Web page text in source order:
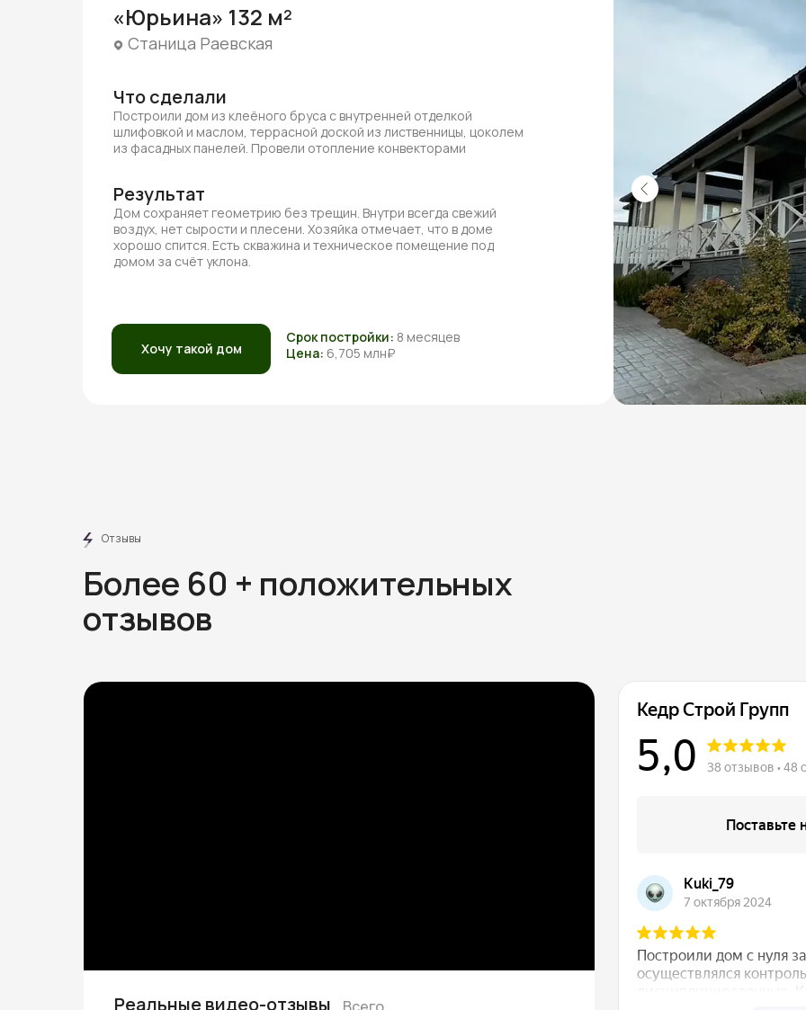
«Юрьина» 132 м²
Станица Раевская
Что сделали
Построили дом из клеёного бруса с внутренней отделкой
шлифовкой и маслом, террасной доской из лиственницы, цоколем
из фасадных панелей. Провели отопление конвекторами
Результат
Дом сохраняет геометрию без трещин. Внутри всегда свежий
воздух, нет сырости и плесени. Хозяйка отмечает, что в доме
хорошо спится. Есть скважина и техническое помещение под
домом за счёт уклона.
Срок постройки: 8 месяцев
Цена: 6,705 млн₽
Хочу такой дом
Отзывы
Более 60 + положительных
отзывов
Реальные видео-отзывы Всего